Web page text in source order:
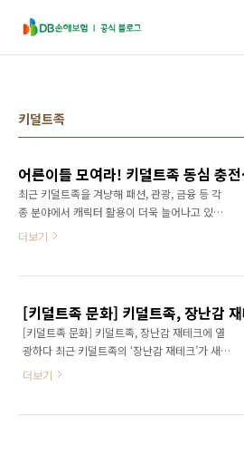
키덜트족
어른
최근 키덜트족을 겨냥해 패션, 관광, 금융 등 각
종 분야에서 캐릭터 활용이 더욱 늘어나고 있습
니다. 지난달 개봉한 영화 '어벤져스 : 엔드게
족을 위한 특별한 공간을 소개해 드리겠습니다!
어른아이, 키덜트족이란? 몇 년 전부터 미디어에
등장하기 시작한 ‘키덜트족’은 어린이 '키
드'(kid)와 어른 '어덜트'(adult)의 합성어로, 어
히 가진 어른들을 말합니다. 이전에는 ‘애 같은
더보기
[키덜트족 문화] 키덜트족, 장난감 재테크에 열
광하다 최근 키덜트족의 ‘장난감 재테크’가 새롭
게 급부상하고 있습니다. 레고로 재테크를 할 수
더보기